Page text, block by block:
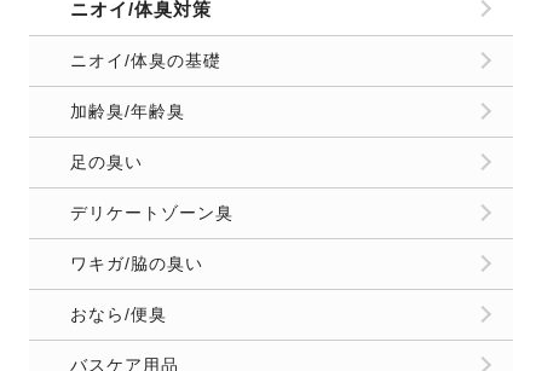
ニオイ/体臭対策
ニオイ/体臭の基礎
加齢臭/年齢臭
足の臭い
デリケートゾーン臭
ワキガ/脇の臭い
おなら/便臭
バスケア用品